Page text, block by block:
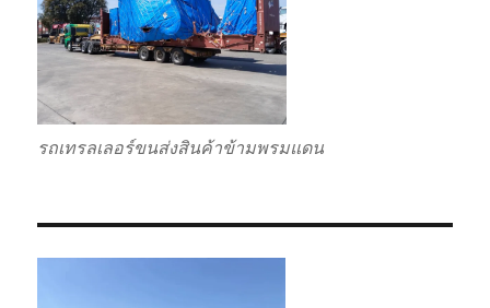
รถเทรลเลอร์ขนส่งสินค้าข้ามพรมแดน